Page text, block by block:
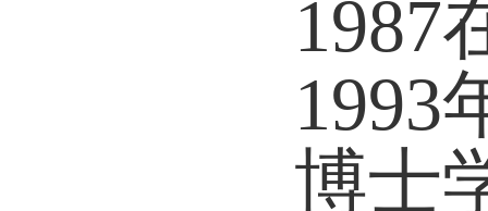
1987
1993
博士